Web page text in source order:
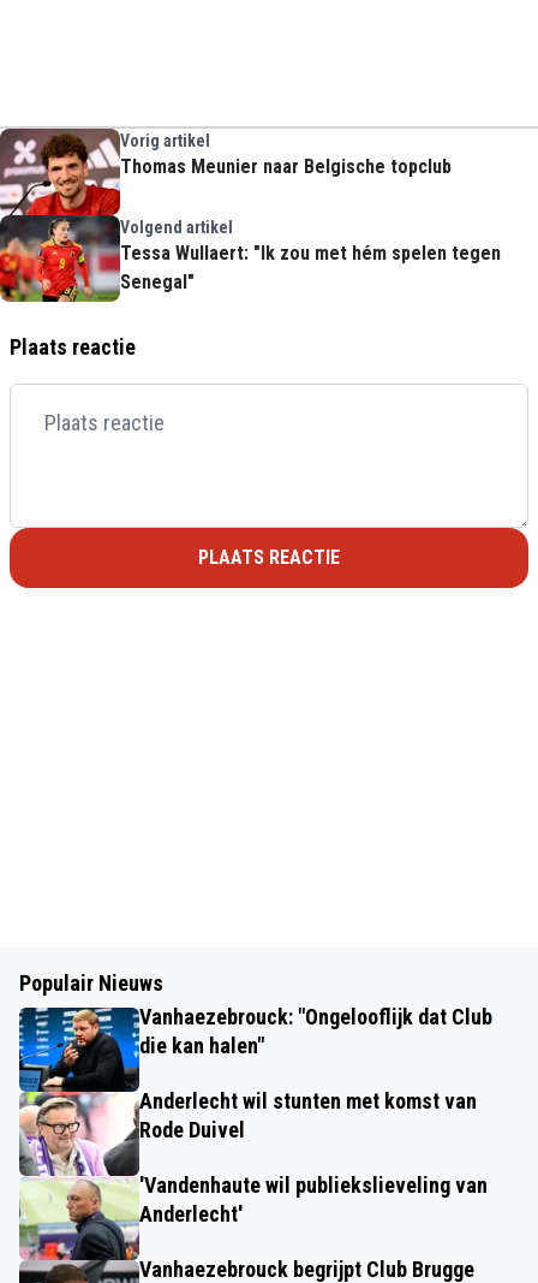
Vorig artikel
Thomas Meunier naar Belgische topclub
Volgend artikel
Tessa Wullaert: "Ik zou met hém spelen tegen
Senegal"
Plaats reactie
PLAATS REACTIE
Populair Nieuws
Vanhaezebrouck: "Ongelooflijk dat Club
die kan halen"
Anderlecht wil stunten met komst van
Rode Duivel
'Vandenhaute wil publiekslieveling van
Anderlecht'
Vanhaezebrouck begrijpt Club Brugge